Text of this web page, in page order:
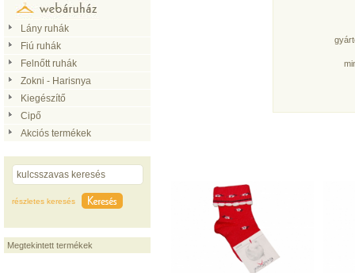
Lány ruhák
Fiú ruhák
Felnőtt ruhák
Zokni - Harisnya
Kiegészítő
Cipő
Akciós termékek
részletes keresés
Megtekintett termékek